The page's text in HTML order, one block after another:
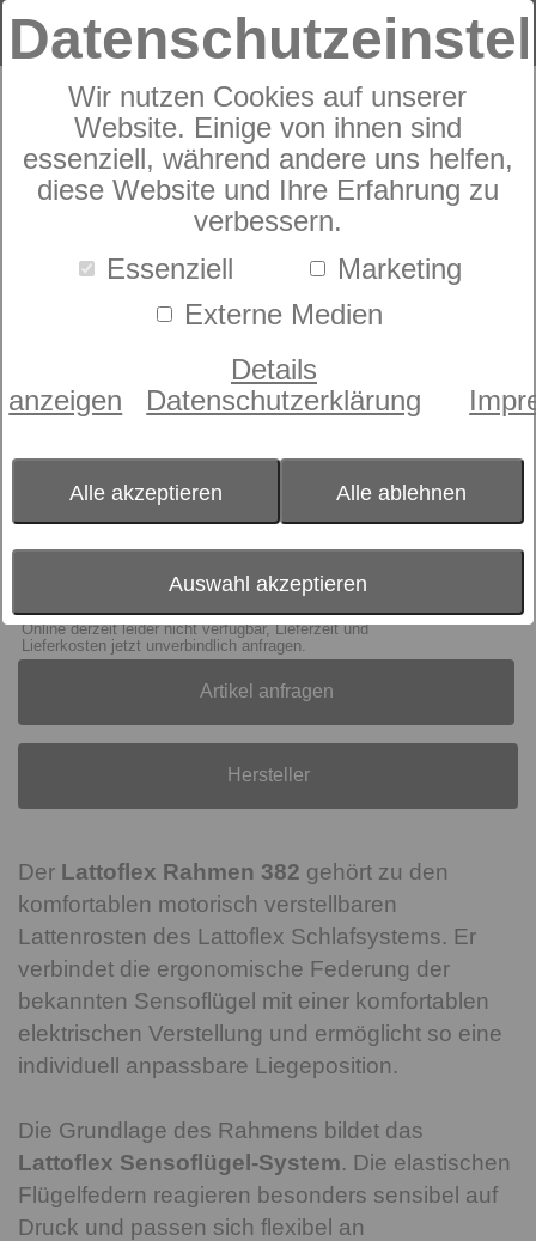
Wir nutzen Cookies auf unserer
Website. Einige von ihnen sind
essenziell, während andere uns helfen,
diese Website und Ihre Erfahrung zu
verbessern.
Essenziell
Marketing
Externe Medien
Details
anzeigen
Datenschutzerklärung
Alle akzeptieren Alle ablehnen
Auswahl akzeptieren
Unterfederung Lattoflex 382
Preis: auf Anfrage
Online derzeit leider nicht verfügbar, Lieferzeit und
Lieferkosten jetzt unverbindlich anfragen.
Artikel anfragen
Hersteller
Der Lattoflex Rahmen 382 gehört zu den
komfortablen motorisch verstellbaren
Lattenrosten des Lattoflex Schlafsystems. Er
verbindet die ergonomische Federung der
bekannten Sensoflügel mit einer komfortablen
elektrischen Verstellung und ermöglicht so eine
individuell anpassbare Liegeposition.
Die Grundlage des Rahmens bildet das
Lattoflex Sensoflügel-System. Die elastischen
Flügelfedern reagieren besonders sensibel auf
Druck und passen sich flexibel an